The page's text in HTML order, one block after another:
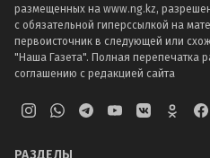
размещенных на www.ng.kz,
с обязательной гиперссылкой на
первоисточник в следующей или
"Наша Газета". Полная перепечатка
соглашению с редакцией сайта
РАЗДЕЛЫ